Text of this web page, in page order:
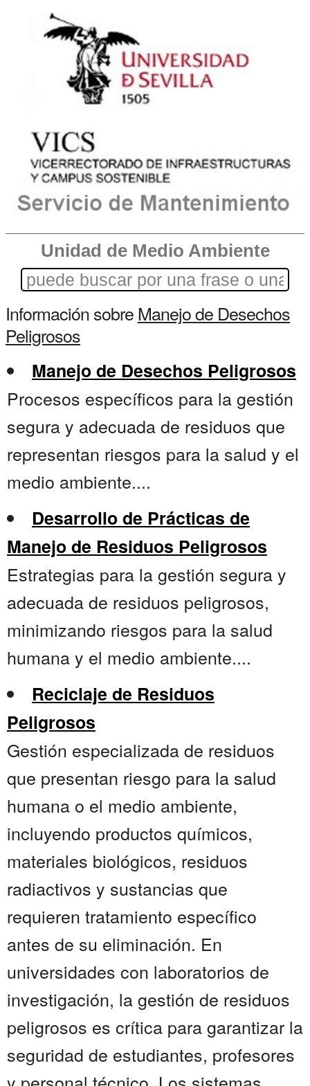
Unidad de Medio Ambiente
Información sobreManejo de Desechos
Peligrosos
Manejo de Desechos Peligrosos
Procesos específicos para la gestión
segura y adecuada de residuos que
representan riesgos para la salud y el
medio ambiente....
Desarrollo de Prácticas de
Manejo de Residuos Peligrosos
Estrategias para la gestión segura y
adecuada de residuos peligrosos,
minimizando riesgos para la salud
humana y el medio ambiente....
Reciclaje de Residuos
Peligrosos
Gestión especializada de residuos
que presentan riesgo para la salud
humana o el medio ambiente,
incluyendo productos químicos,
materiales biológicos, residuos
radiactivos y sustancias que
requieren tratamiento específico
antes de su eliminación. En
universidades con laboratorios de
investigación, la gestión de residuos
peligrosos es crítica para garantizar la
seguridad de estudiantes, profesores